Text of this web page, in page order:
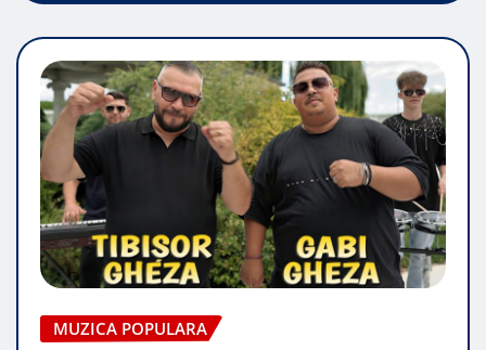
MUZICA POPULARA